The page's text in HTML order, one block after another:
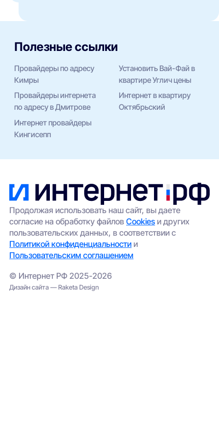
Полезные ссылки
Провайдеры по адресу
Кимры
Установить Вай-Фай в
квартире Углич цены
Провайдеры интернета
по адресу в Дмитрове
Интернет в квартиру
Октябрьский
Интернет провайдеры
Кингисепп
Продолжая использовать наш сайт, вы даете
согласие на обработку файловCookies и других
пользовательских данных, в соответствии с
Политикой конфиденциальности и
Пользовательским соглашением
© Интернет РФ 2025-2026
Дизайн сайта — Raketa Design